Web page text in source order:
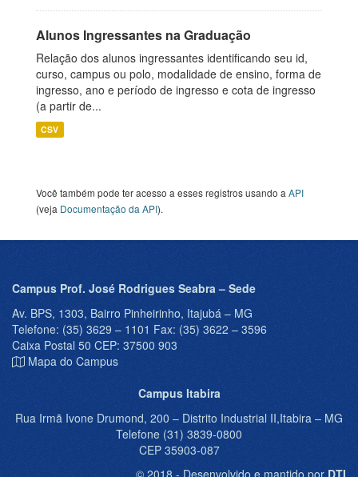
Alunos Ingressantes na Graduação
Relação dos alunos ingressantes identificando seu id,
curso, campus ou polo, modalidade de ensino, forma de
ingresso, ano e período de ingresso e cota de ingresso
(a partir de...
CSV
Você também pode ter acesso a esses registros usando a API
(veja Documentação da API).
Campus Prof. José Rodrigues Seabra – Sede
Av. BPS, 1303, Bairro Pinheirinho, Itajubá – MG
Telefone: (35) 3629 – 1101 Fax: (35) 3622 – 3596
Caixa Postal 50 CEP: 37500 903
Mapa do Campus
Campus Itabira
Rua Irmã Ivone Drumond, 200 – Distrito Industrial II,Itabira – MG
Telefone (31) 3839-0800
CEP 35903-087
© 2018 - Desenvolvido e mantido por DTI